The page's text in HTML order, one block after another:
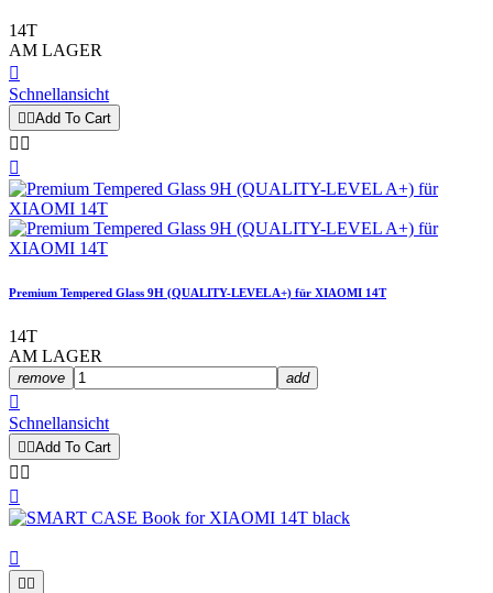
14T
AM LAGER

Schnellansicht
Add To Cart
 

Premium Tempered Glass 9H (QUALITY-LEVEL A+) für XIAOMI 14T
14T
AM LAGER
remove add

Schnellansicht
Add To Cart
 


